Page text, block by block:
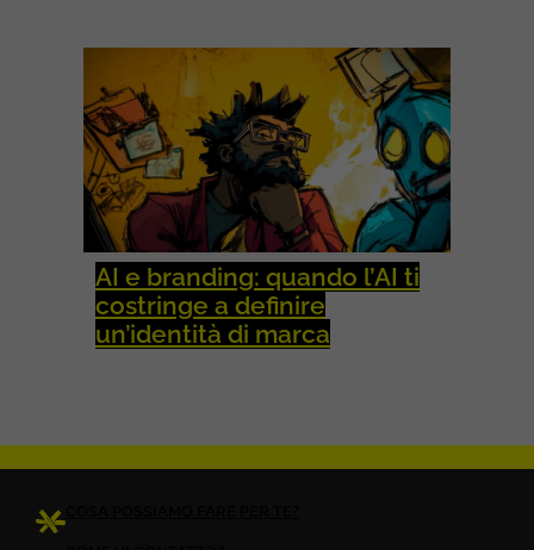
AI e branding: quando l’AI ti
costringe a definire
un’identità di marca